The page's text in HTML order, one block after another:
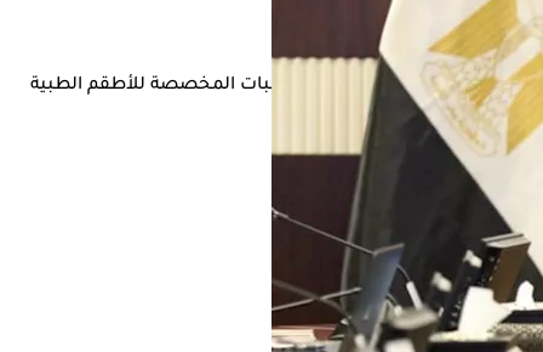
الصحة والسكان بإلغاء صرف الوجبات المخصصة للأطقم الطبية